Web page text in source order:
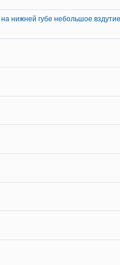
нижней губе небольшое вздутие